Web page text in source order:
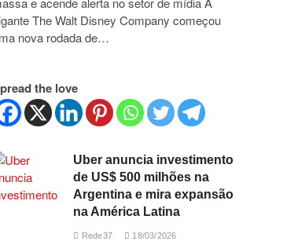
The Walt Disney Company começou
nova rodada de…
the love
Uber anuncia investimento
de US$ 500 milhões na
Argentina e mira expansão
na América Latina
Rede37 18/03/2026